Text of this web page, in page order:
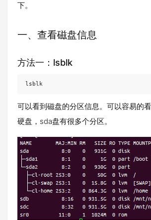
下。
一、查看磁盘信息
方法一：lsblk
lsblk
可以看到磁盘的分区信息。可以容易的
硬盘，sda盘有很多个分区。